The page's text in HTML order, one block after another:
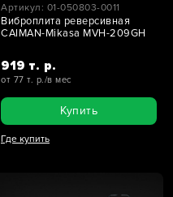
Артикул: 01-050803-0011
Виброплита реверсивная
CAIMAN-Mikasa MVH-209GH
919 т. р.
от 77 т. р./в мес
Купить
Где купить